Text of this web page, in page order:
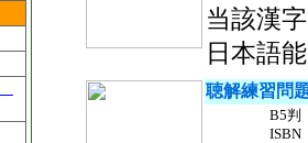
当該漢
日本語
聴解練習問
B5判
ISBN